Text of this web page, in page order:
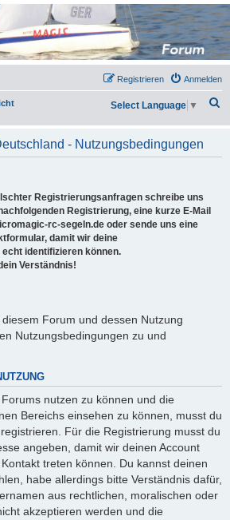
Anmelden
Registrieren
h
Select Language ▼
- Nutzungsbedingungen
Registrierungsanfragen schreibe uns
Registrierung, eine kurze E-Mail
rc-segeln.de oder sende uns eine
damit wir deine
identifizieren können.
Verständnis!
Forum und dessen Nutzung
Nutzungsbedingungen zu und
nutzen zu können und die
Bereichs einsehen zu können, musst du
Für die Registrierung musst du
angeben, damit wir deinen Account
treten können. Du kannst deinen
habe allerdings bitte Verständnis dafür,
aus rechtlichen, moralischen oder
akzeptieren werden und die